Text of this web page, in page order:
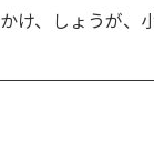
け、しょうが、